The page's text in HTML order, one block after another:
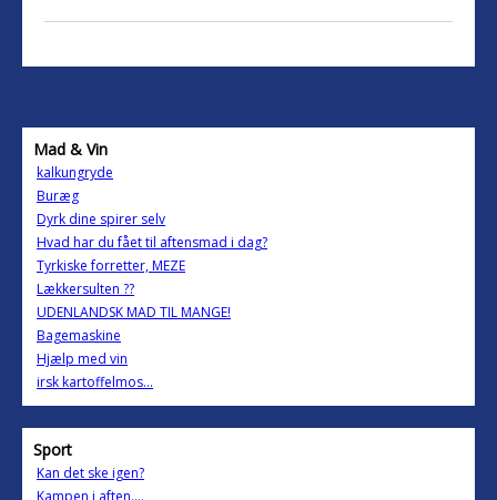
Mad & Vin
kalkungryde
Buræg
Dyrk dine spirer selv
Hvad har du fået til aftensmad i dag?
Tyrkiske forretter, MEZE
Lækkersulten ??
UDENLANDSK MAD TIL MANGE!
Bagemaskine
Hjælp med vin
irsk kartoffelmos...
Sport
Kan det ske igen?
Kampen i aften....